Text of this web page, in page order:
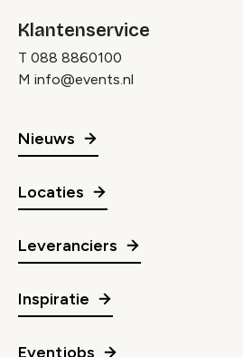
Klantenservice
T 088 8860100
M info@events.nl
Nieuws
Locaties
Leveranciers
Inspiratie
Eventjobs